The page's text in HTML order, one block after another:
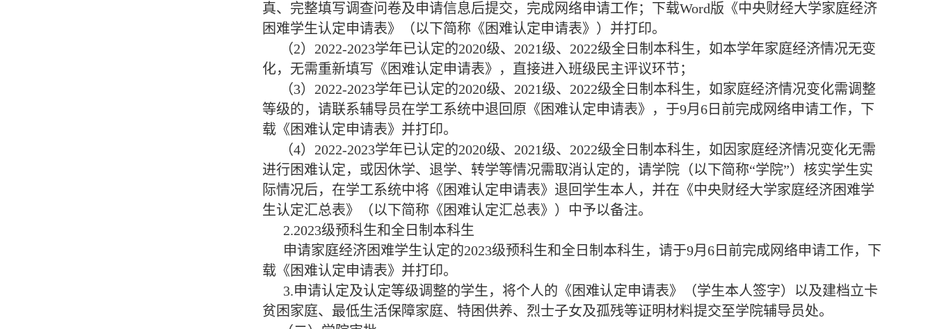
真、完整填写调查问卷及申请信息后提交，完成网络申请工作；下载Word版《中央财经大学家庭经济
困难学生认定申请表》（以下简称《困难认定申请表》）并打印。
（2）2022-2023学年已认定的2020级、2021级、2022级全日制本科生，如本学年家庭经济情况无变
化，无需重新填写《困难认定申请表》，直接进入班级民主评议环节；
（3）2022-2023学年已认定的2020级、2021级、2022级全日制本科生，如家庭经济情况变化需调整
等级的，请联系辅导员在学工系统中退回原《困难认定申请表》，于9月6日前完成网络申请工作，下
载《困难认定申请表》并打印。
（4）2022-2023学年已认定的2020级、2021级、2022级全日制本科生，如因家庭经济情况变化无需
进行困难认定，或因休学、退学、转学等情况需取消认定的，请学院（以下简称“学院”）核实学生实
际情况后，在学工系统中将《困难认定申请表》退回学生本人，并在《中央财经大学家庭经济困难学
生认定汇总表》（以下简称《困难认定汇总表》）中予以备注。
2.2023级预科生和全日制本科生
申请家庭经济困难学生认定的2023级预科生和全日制本科生，请于9月6日前完成网络申请工作，下
载《困难认定申请表》并打印。
3.申请认定及认定等级调整的学生，将个人的《困难认定申请表》（学生本人签字）以及建档立卡
贫困家庭、最低生活保障家庭、特困供养、烈士子女及孤残等证明材料提交至学院辅导员处。